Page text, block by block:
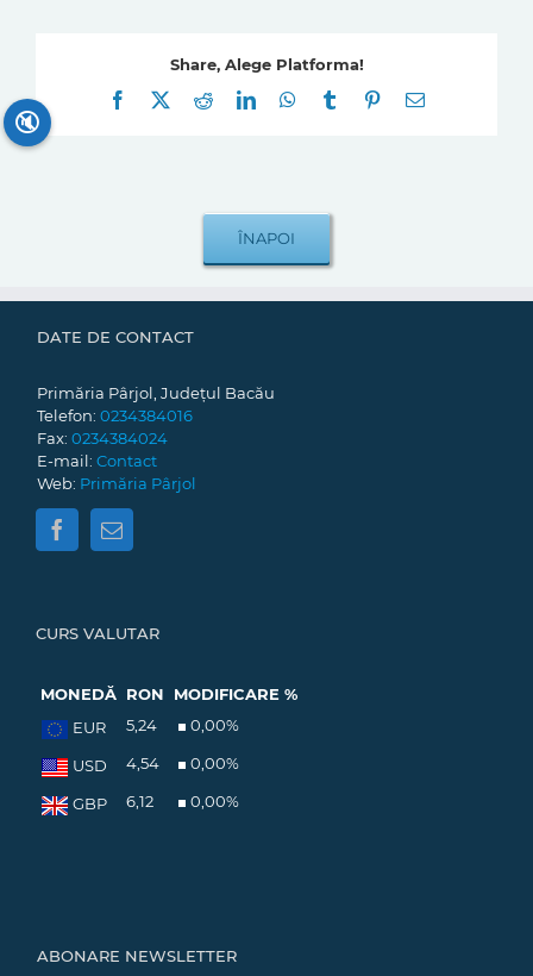
Share, Alege Platforma!
Facebook
RedditLinkedInWhatsApp
Tumblr Pinterest
E-
DATE DE CONTACT
Primăria Pârjol, Județul Bacău
Telefon: 0234384016
Fax: 0234384024
E-mail: Contact
Web: Primăria Pârjol
CURS VALUTAR
MONEDĂ RON
MODIFICARE %
EUR
5,24 0,00%
USD 4,54 0,00%
GBP 6,12 0,00%
ABONARE NEWSLETTER
🔇